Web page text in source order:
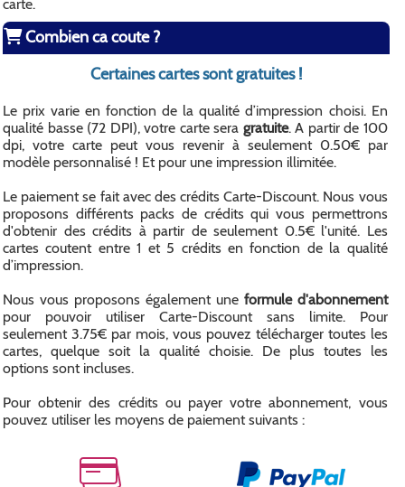
carte.
Combien ca coute ?
Certaines cartes sont gratuites !
Le prix varie en fonction de la qualité d’impression choisi. En
qualité basse (72 DPI), votre carte sera gratuite. A partir de 100
dpi, votre carte peut vous revenir à seulement 0.50€ par
modèle personnalisé ! Et pour une impression illimitée.
Le paiement se fait avec des crédits Carte-Discount. Nous vous
proposons différents packs de crédits qui vous permettrons
d'obtenir des crédits à partir de seulement 0.5€ l'unité. Les
cartes coutent entre 1 et 5 crédits en fonction de la qualité
d’impression.
Nous vous proposons également uneformule d'abonnement
pour pouvoir utiliser Carte-Discount sans limite. Pour
seulement 3.75€ par mois, vous pouvez télécharger toutes les
cartes, quelque soit la qualité choisie. De plus toutes les
options sont incluses.
Pour obtenir des crédits ou payer votre abonnement, vous
pouvez utiliser les moyens de paiement suivants :